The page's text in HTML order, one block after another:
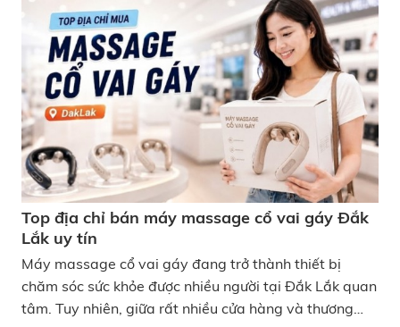
ràng vẫn là điều được nhiều người quan tâm. Nếu bạn
đang tìm địa chỉ bán ghế massage tại Ninh Bình chất
lượng, bài viết dưới đây sẽ giúp bạn dễ tham khảo
hơn. Điểm mặt Top 6 dịa chỉ bán ghế massage tại
Ninh Bình
Top địa chỉ bán máy massage cổ vai gáy Đắk
Lắk uy tín
Máy massage cổ vai gáy đang trở thành thiết bị
chăm sóc sức khỏe được nhiều người tại Đắk Lắk quan
tâm. Tuy nhiên, giữa rất nhiều cửa hàng và thương